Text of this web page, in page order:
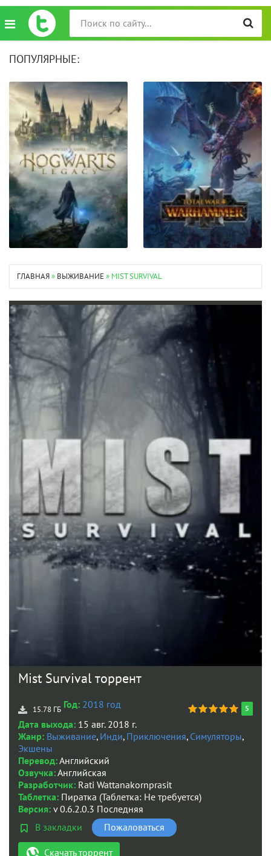
ПОПУЛЯРНЫЕ:
ГЛАВНАЯ» ВЫЖИВАНИЕ» MIST SURVIVAL
Mist Survival торрент
5
15.78 ГБ Год: 2018 год
Дата выхода: 15 авг. 2018 г.
Жанр: Выживание, Инди, Приключения, Симуляторы,
Экшены
Перевод:Английский
Озвучка:Английская
Разработчик: Rati Wattanakornprasit
Таблетка: Пиратка (Таблетка: Не требуется)
Версия: v 0.6.2.0.3 Последняя
В закладки
Пожаловаться
Скачать торрент